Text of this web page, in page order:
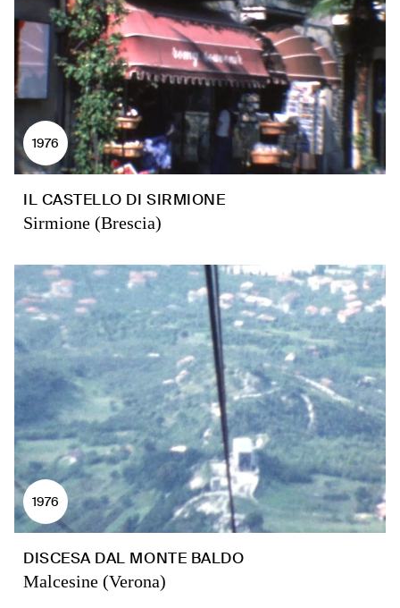
1976
IL CASTELLO DI SIRMIONE
Sirmione (Brescia)
1976
DISCESA DAL MONTE BALDO
Malcesine (Verona)